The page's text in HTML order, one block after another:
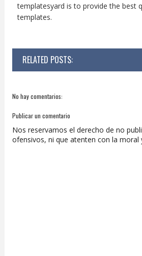
templatesyard is to provide the best
templates.
RELATED POSTS:
No hay comentarios:
Publicar un comentario
Nos reservamos el derecho de no
ofensivos, ni que atenten con la moral